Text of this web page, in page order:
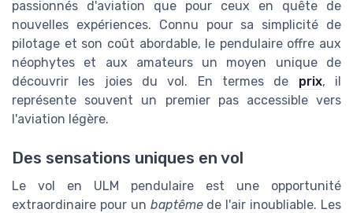
passionnés d'aviation que pour ceux en quête de
nouvelles expériences. Connu pour sa simplicité de
pilotage et son coût abordable, le pendulaire offre aux
néophytes et aux amateurs un moyen unique de
découvrir les joies du vol. En termes de prix, il
représente souvent un premier pas accessible vers
l'aviation légère.
Des sensations uniques en vol
Le vol en ULM pendulaire est une opportunité
extraordinaire pour un baptêmede l'air inoubliable. Les